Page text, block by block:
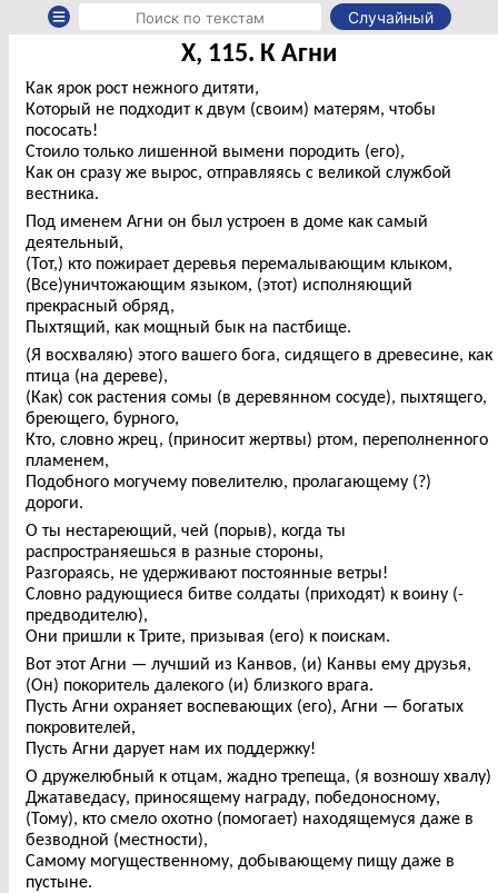
Случайный
X, 115. К Агни
Как ярок рост нежного дитяти,
Который не подходит к двум (своим) матерям, чтобы
пососать!
Стоило только лишенной вымени породить (его),
Как он сразу же вырос, отправляясь с великой службой
вестника.
Под именем Агни он был устроен в доме как самый
деятельный,
(Тот,) кто пожирает деревья перемалывающим клыком,
(Все)уничтожающим языком, (этот) исполняющий
прекрасный обряд,
Пыхтящий, как мощный бык на пастбище.
(Я восхваляю) этого вашего бога, сидящего в древесине, как
птица (на дереве),
(Как) сок растения сомы (в деревянном сосуде), пыхтящего,
бреющего, бурного,
Кто, словно жрец, (приносит жертвы) ртом, переполненного
пламенем,
Подобного могучему повелителю, пролагающему (?)
дороги.
О ты нестареющий, чей (порыв), когда ты
распространяешься в разные стороны,
Разгораясь, не удерживают постоянные ветры!
Словно радующиеся битве солдаты (приходят) к воину (-
предводителю),
Они пришли к Трите, призывая (его) к поискам.
Вот этот Агни — лучший из Канвов, (и) Канвы ему друзья,
(Он) покоритель далекого (и) близкого врага.
Пусть Агни охраняет воспевающих (его), Агни — богатых
покровителей,
Пусть Агни дарует нам их поддержку!
О дружелюбный к отцам, жадно трепеща, (я возношу хвалу)
Джатаведасу, приносящему награду, победоносному,
(Тому), кто смело охотно (помогает) находящемуся даже в
безводной (местности),
Самому могущественному, добывающему пищу даже в
пустыне.